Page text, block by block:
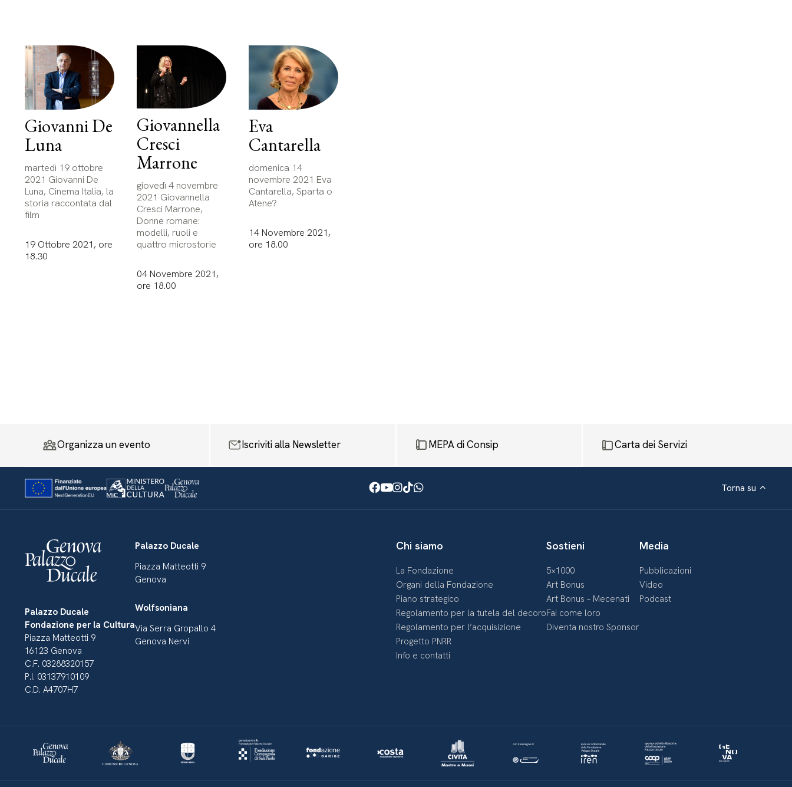
Giovanni De
Luna
martedì 19 ottobre
2021 Giovanni De
Luna, Cinema Italia, la
storia raccontata dal
film
19 Ottobre 2021, ore
18.30
Giovannella
Cresci
Marrone
giovedì 4 novembre
2021 Giovannella
Cresci Marrone,
Donne romane:
modelli, ruoli e
quattro microstorie
04 Novembre 2021,
ore 18.00
Eva
Cantarella
domenica 14
novembre 2021 Eva
Cantarella, Sparta o
Atene?
14 Novembre 2021,
ore 18.00
Organizza un evento Iscriviti alla Newsletter MEPA di Consip Carta dei Servizi
Facebook
Youtube
Instagram
TikTok
WhatsApp Torna su
Palazzo Ducale
Fondazione per la Cultura
Piazza Matteotti 9
16123 Genova
C.F. 03288320157
P.I. 03137910109
C.D. A4707H7
Palazzo Ducale
Piazza Matteotti 9
Genova
Wolfsoniana
Via Serra Gropallo 4
Genova Nervi
Chi siamo
La Fondazione
Organi della Fondazione
Piano strategico
Regolamento per la tutela del decoro
Regolamento per l’acquisizione
Progetto PNRR
Info e contatti
Sostieni
5×1000
Art Bonus
Art Bonus – Mecenati
Fai come loro
Diventa nostro Sponsor
Media
Pubblicazioni
Video
Podcast